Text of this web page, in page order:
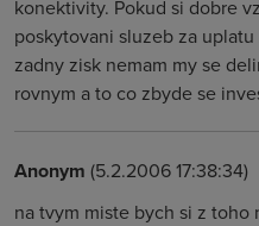
konektivity. Pokud si dobre
poskytovani sluzeb za uplatu
zadny zisk nemam my se
rovnym a to co zbyde se
Anonym (5.2.2006 17:38:34)
na tvym miste bych si z